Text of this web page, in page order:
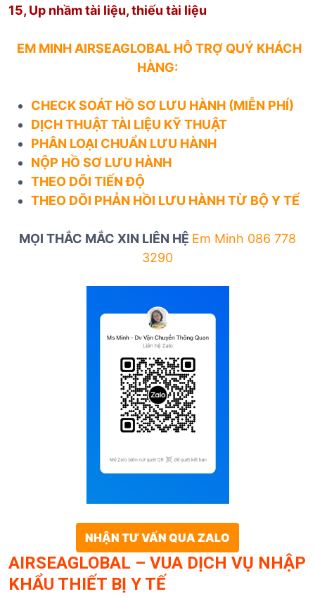
15, Up nhầm tài liệu, thiếu tài liệu
EM MINH AIRSEAGLOBAL HỖ TRỢ QUÝ KHÁCH
HÀNG:
CHECK SOÁT HỒ SƠ LƯU HÀNH (MIỄN PHÍ)
DỊCH THUẬT TÀI LIỆU KỸ THUẬT
PHÂN LOẠI CHUẨN LƯU HÀNH
NỘP HỒ SƠ LƯU HÀNH
THEO DÕI TIẾN ĐỘ
THEO DÕI PHẢN HỒI LƯU HÀNH TỪ BỘ Y TẾ
MỌI THẮC MẮC XIN LIÊN HỆ Em Minh 086 778
3290
NHẬN TƯ VẤN QUA ZALO
AIRSEAGLOBAL – VUA DỊCH VỤ NHẬP
KHẨU THIẾT BỊ Y TẾ